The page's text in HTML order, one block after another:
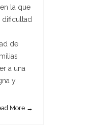
la que
dificultad
de
a una
y
More →